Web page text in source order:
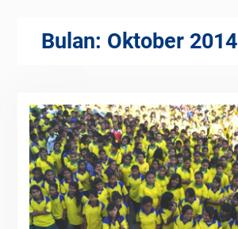
Bulan: Oktober 2014